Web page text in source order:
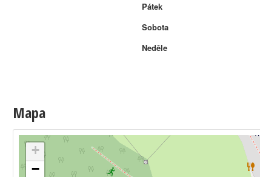
Pátek
Sobota
Neděle
Mapa
+
−